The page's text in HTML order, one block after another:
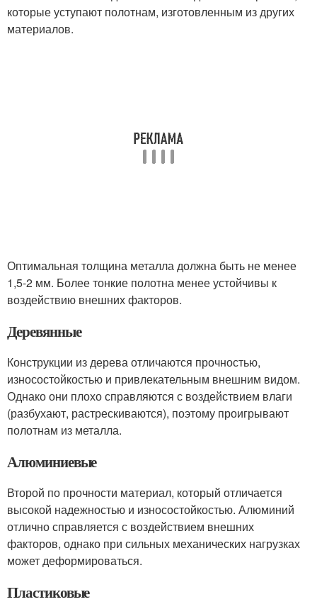
которые уступают полотнам, изготовленным из других
материалов.
Оптимальная толщина металла должна быть не менее
1,5-2 мм. Более тонкие полотна менее устойчивы к
воздействию внешних факторов.
Деревянные
Конструкции из дерева отличаются прочностью,
износостойкостью и привлекательным внешним видом.
Однако они плохо справляются с воздействием влаги
(разбухают, растрескиваются), поэтому проигрывают
полотнам из металла.
Алюминиевые
Второй по прочности материал, который отличается
высокой надежностью и износостойкостью. Алюминий
отлично справляется с воздействием внешних
факторов, однако при сильных механических нагрузках
может деформироваться.
Пластиковые